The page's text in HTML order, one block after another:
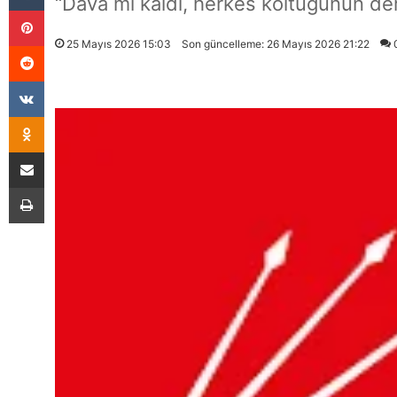
25 Mayıs 2026 15:03 Son güncelleme: 26 Mayıs 2026 21:22
Pinterest
Reddit